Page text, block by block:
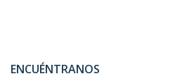
ENCUÉNTRANOS